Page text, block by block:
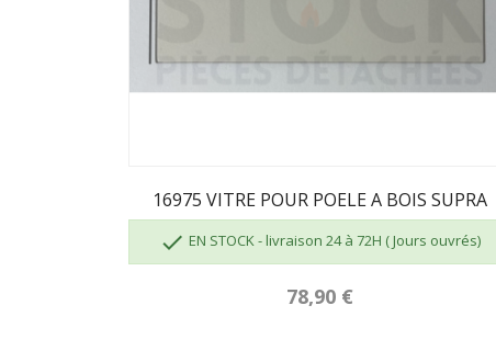
16975 VITRE POUR POELE A BOIS SUPRA
 EN STOCK - livraison 24 à 72H ( Jours ouvrés)
78,90 €